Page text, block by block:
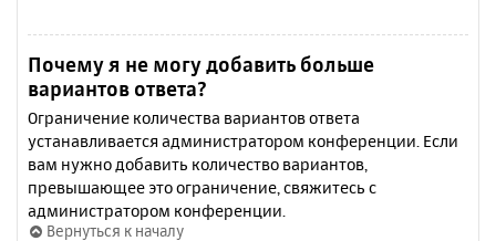
Почему я не могу добавить больше
вариантов ответа?
Ограничение количества вариантов ответа
устанавливается администратором конференции. Если
вам нужно добавить количество вариантов,
превышающее это ограничение, свяжитесь с
администратором конференции.
Вернуться к началу